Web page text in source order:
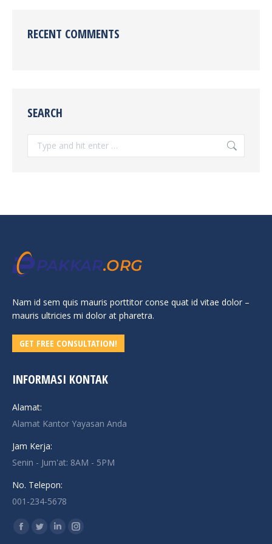
RECENT COMMENTS
SEARCH
Search:
Nam id sem quis mauris porttitor conse quat id vitae dolor –
mauris ultricies mi dolor at pharetra.
GET FREE CONSULTATION!
INFORMASI KONTAK
Alamat:
Alamat Kantor Yayasan Anda
Jam Kerja:
Senin - Jum'at: 8AM - 5PM
No. Telepon:
001-234-5678
Find us on:
Facebook
TwitterLinkedinInstagram